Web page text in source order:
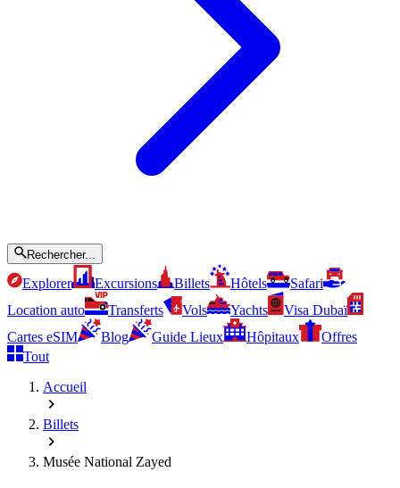
Rechercher...
Explorer Excursions Billets Hôtels
Safari
Location auto
Transferts Vols Yachts
Visa Dubaï
Cartes eSIM
Blog Guide Lieux Hôpitaux
Offres
Tout
Accueil
Billets
Musée National Zayed